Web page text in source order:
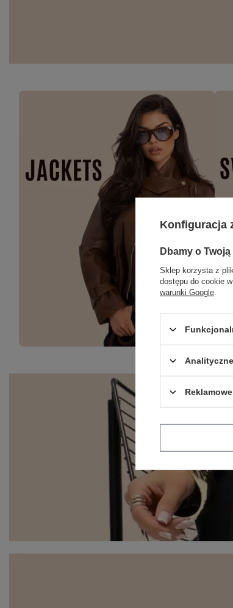
Konfiguracja
Dbamy o
Sklep korzysta z
dostępu do cookie
warunki Google